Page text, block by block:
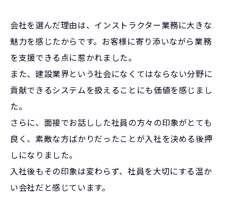
会社を選んだ理由は、インストラクター業務に大きな
魅力を感じたからです。お客様に寄り添いながら業務
を支援できる点に惹かれました。
また、建設業界という社会になくてはならない分野に
貢献できるシステムを扱えることにも価値を感じまし
た。
さらに、面接でお話しした社員の方々の印象がとても
良く、素敵な方ばかりだったことが入社を決める後押
しになりました。
入社後もその印象は変わらず、社員を大切にする温か
い会社だと感じています。